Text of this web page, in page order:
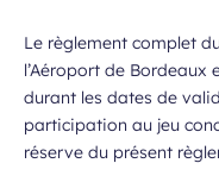
Le règlement complet
l’Aéroport de
durant les dates de
participation au jeu
réserve du présent